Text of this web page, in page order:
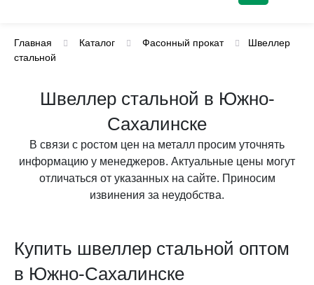
Главная Каталог Фасонный прокат
Швеллер
стальной
Швеллер стальной в Южно-
Сахалинске
В связи с ростом цен на металл просим уточнять
информацию у менеджеров. Актуальные цены могут
отличаться от указанных на сайте. Приносим
извинения за неудобства.
Купить швеллер стальной оптом
в Южно-Сахалинске